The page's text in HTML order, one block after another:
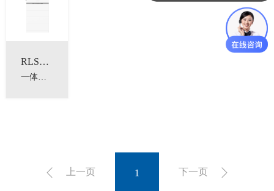
RLS系列
一体化储能电源
上一页 1 下一页